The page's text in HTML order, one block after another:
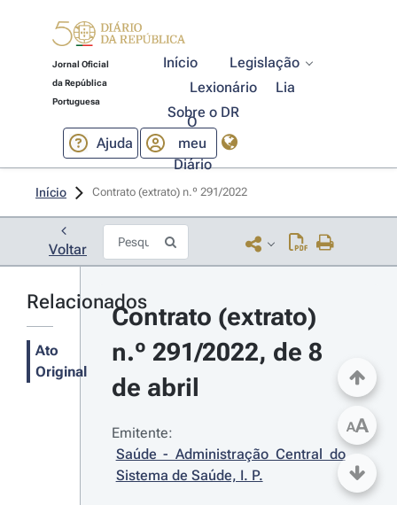
Jornal Oficial
da República
Portuguesa
Início
Legislação
Lexionário
Lia
Sobre o DR
Ajuda
O
meu
Diário
Início Contrato (extrato) n.º 291/2022
Voltar
Relacionados
Ato
Original
Contrato (extrato)
n.º 291/2022, de 8
de abril
Emitente:
Saúde - Administração Central do
Sistema de Saúde, I. P.
AA